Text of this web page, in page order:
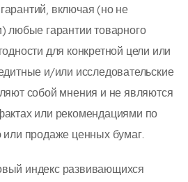
включая (но не
любые гарантии товарного
для конкретной цели или
и/или исследовательские
собой мнения и не являются
или рекомендациями по
продаже ценных бумаг.
индекс развивающихся